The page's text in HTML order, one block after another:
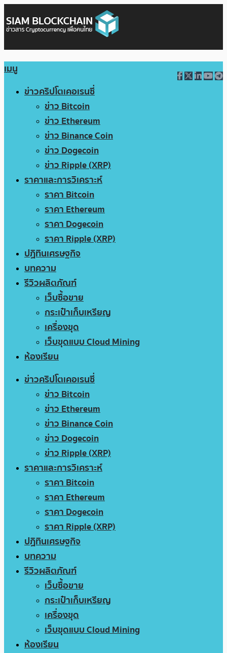
เมนู
ข่าวคริปโตเคอเรนซี่
ข่าว Bitcoin
ข่าว Ethereum
ข่าว Binance Coin
ข่าว Dogecoin
ข่าว Ripple (XRP)
ราคาและการวิเคราะห์
ราคา Bitcoin
ราคา Ethereum
ราคา Dogecoin
ราคา Ripple (XRP)
ปฏิทินเศรษฐกิจ
บทความ
รีวิวผลิตภัณฑ์
เว็บซื้อขาย
กระเป๋าเก็บเหรียญ
เครื่องขุด
เว็บขุดแบบ Cloud Mining
ห้องเรียน
ข่าวคริปโตเคอเรนซี่
ข่าว Bitcoin
ข่าว Ethereum
ข่าว Binance Coin
ข่าว Dogecoin
ข่าว Ripple (XRP)
ราคาและการวิเคราะห์
ราคา Bitcoin
ราคา Ethereum
ราคา Dogecoin
ราคา Ripple (XRP)
ปฏิทินเศรษฐกิจ
บทความ
รีวิวผลิตภัณฑ์
เว็บซื้อขาย
กระเป๋าเก็บเหรียญ
เครื่องขุด
เว็บขุดแบบ Cloud Mining
ห้องเรียน